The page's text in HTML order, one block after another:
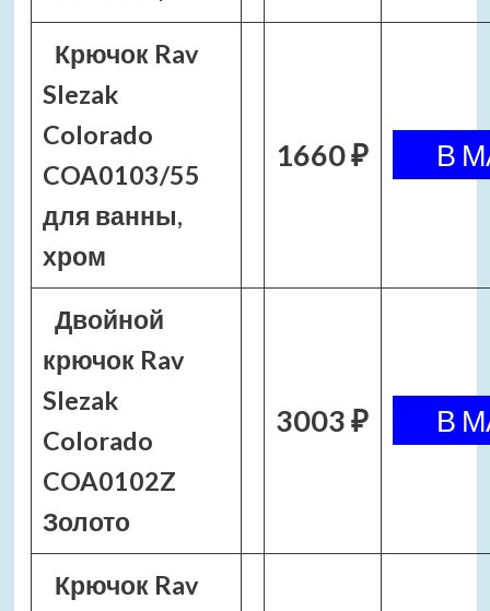
Крючок Rav
Slezak
Colorado
COA0103/55
для ванны,
хром
1660 ₽
Двойной
крючок Rav
Slezak
Colorado
COA0102Z
Золото
3003 ₽
Крючок Rav